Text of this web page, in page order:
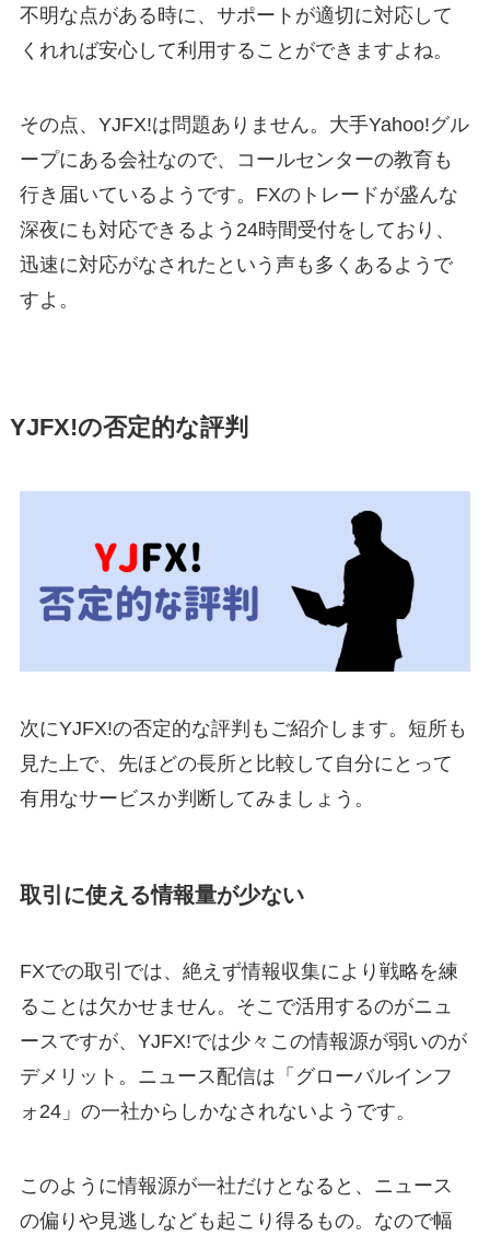
不明な点がある時に、サポートが適切に対応して
くれれば安心して利用することができますよね。
その点、YJFX!は問題ありません。大手Yahoo!グル
ープにある会社なので、コールセンターの教育も
行き届いているようです。FXのトレードが盛んな
深夜にも対応できるよう24時間受付をしており、
迅速に対応がなされたという声も多くあるようで
すよ。
YJFX!の否定的な評判
次にYJFX!の否定的な評判もご紹介します。短所も
見た上で、先ほどの長所と比較して自分にとって
有用なサービスか判断してみましょう。
取引に使える情報量が少ない
FXでの取引では、絶えず情報収集により戦略を練
ることは欠かせません。そこで活用するのがニュ
ースですが、YJFX!では少々この情報源が弱いのが
デメリット。ニュース配信は「グローバルインフ
ォ24」の一社からしかなされないようです。
このように情報源が一社だけとなると、ニュース
の偏りや見逃しなども起こり得るもの。なので幅